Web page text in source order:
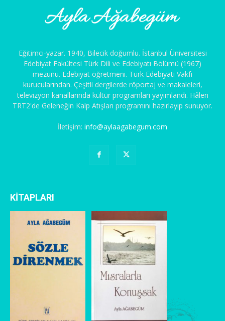
Eğitimci-yazar. 1940, Bilecik doğumlu. İstanbul Üniversitesi
Edebiyat Fakültesi Türk Dili ve Edebiyatı Bölümü (1967)
mezunu. Edebiyat öğretmeni. Türk Edebiyatı Vakfı
kurucularından. Çeşitli dergilerde röportaj ve makaleleri,
televizyon kanallarında kültür programları yayımlandı. Hâlen
TRT2'de Geleneğin Kalp Atışları programını hazırlayıp sunuyor.
İletişim: info@aylaagabegum.com
KİTAPLARI